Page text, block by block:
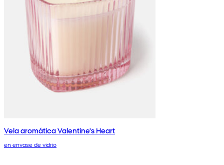
Vela aromática Valentine's Heart
en envase de vidrio